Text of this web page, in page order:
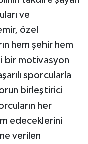
ve
özel
hem şehir hem
bir motivasyon
sporcularla
birleştirici
her
edeceklerini
verilen